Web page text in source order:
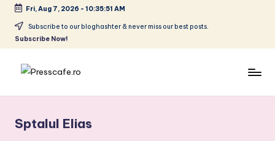
Skip
Fri, Aug 7, 2026 - 10:35:52 AM
Subscribe to our bloghashter & never miss our best posts.
Subscribe Now!
e
urbane
Sptalul Elias